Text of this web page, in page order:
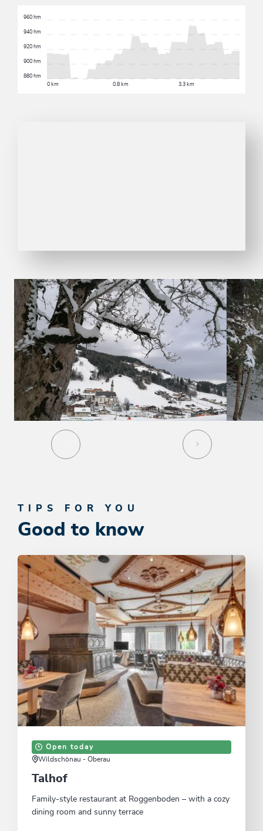
0 km 0.8 km 3.3 km
880 hm
900 hm
920 hm
940 hm
960 hm
01
04
TIPS FOR YOU
Good to know
Open today
Wildschönau - Oberau
Talhof
Family-style restaurant at Roggenboden – with a cozy
dining room and sunny terrace